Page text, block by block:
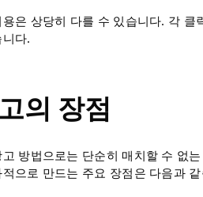
은 상당히 다를 수 있습니다. 각
다.
의 장점
방법으로는 단순히 매치할 수 없
으로 만드는 주요 장점은 다음과